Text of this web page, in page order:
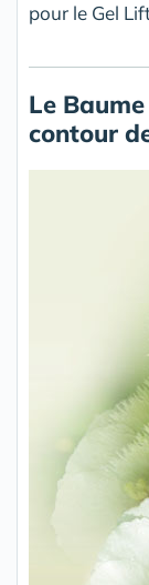
pour le Gel
Le
contour